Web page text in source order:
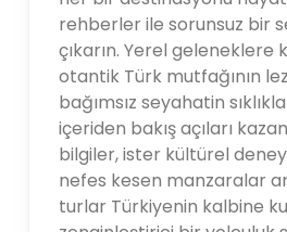
rehberler ile sorunsuz bir
çıkarın. Yerel geleneklere
otantik Türk mutfağının
bağımsız seyahatin sıklıkla
içeriden bakış açıları
bilgiler, ister kültürel
nefes kesen manzaralar
turlar Türkiyenin kalbine